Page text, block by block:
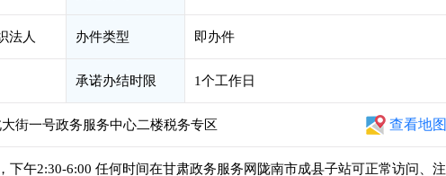
法人 办件类型 即办件
承诺办结时限 1个工作日
街一号政务服务中心二楼税务专区 查看地图
下午2:30-6:00 任何时间在甘肃政务服务网陇南市成县子站可正常访问、注